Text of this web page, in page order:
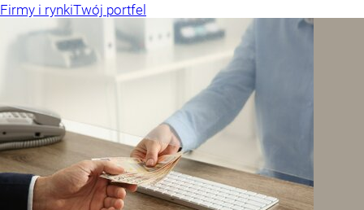
Firmy i rynkiTwój portfel